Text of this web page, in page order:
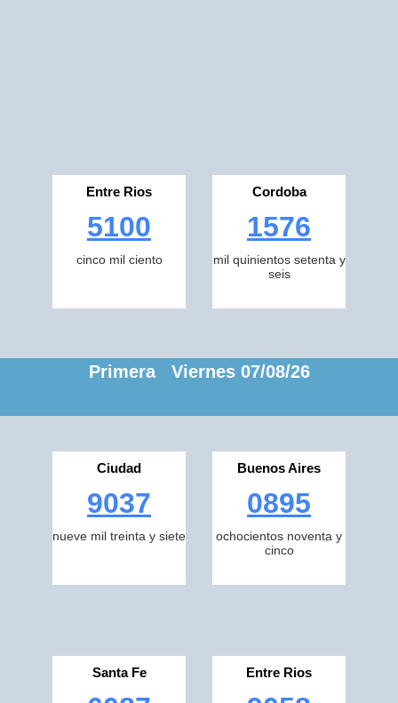
Entre Rios
5100
cinco mil ciento
Cordoba
1576
mil quinientos setenta y
seis
Primera Viernes 07/08/26
Ciudad
9037
nueve mil treinta y siete
Buenos Aires
0895
ochocientos noventa y
cinco
Santa Fe Entre Rios